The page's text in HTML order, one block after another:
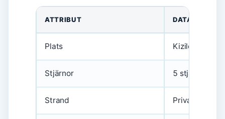
ATTRIBUT DATA
Plats Kizilot,
Stjärnor 5 stjärnor
Strand Privat